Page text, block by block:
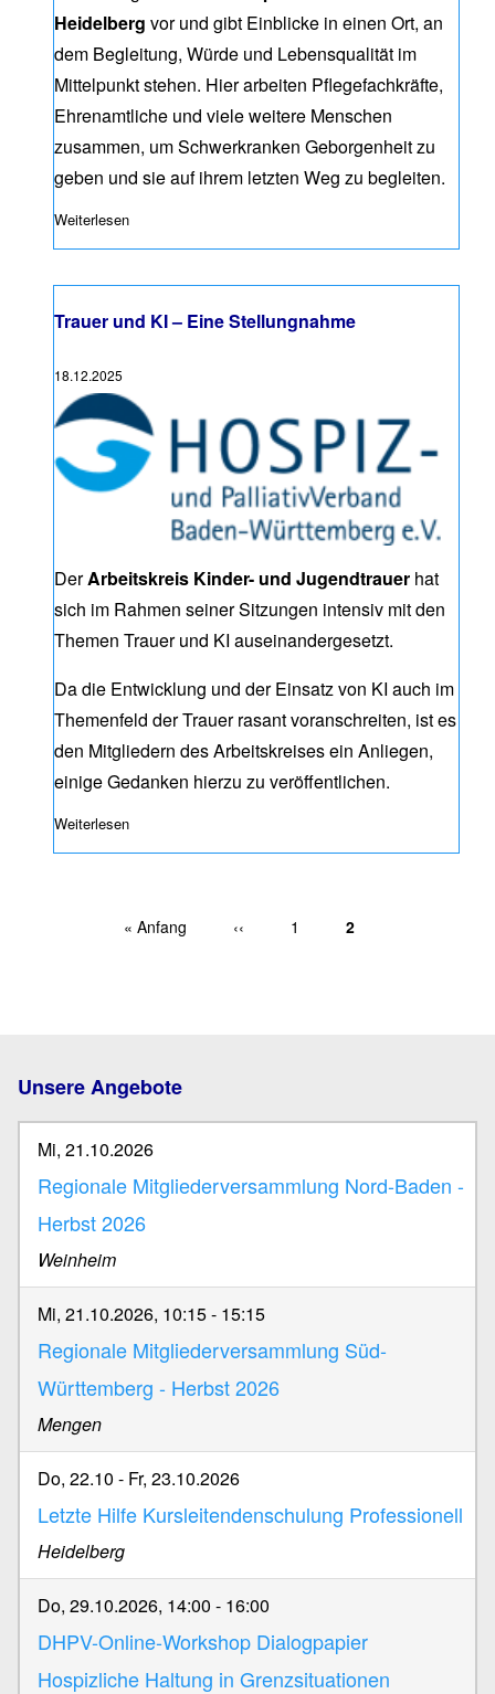
Heidelberg vor und gibt Einblicke in einen Ort, an
dem Begleitung, Würde und Lebensqualität im
Mittelpunkt stehen. Hier arbeiten Pflegefachkräfte,
Ehrenamtliche und viele weitere Menschen
zusammen, um Schwerkranken Geborgenheit zu
geben und sie auf ihrem letzten Weg zu begleiten.
Weiterlesen
Trauer und KI – Eine Stellungnahme
18.12.2025
DerArbeitskreis Kinder- und Jugendtrauer hat
sich im Rahmen seiner Sitzungen intensiv mit den
Themen Trauer und KI auseinandergesetzt.
Da die Entwicklung und der Einsatz von KI auch im
Themenfeld der Trauer rasant voranschreiten, ist es
den Mitgliedern des Arbeitskreises ein Anliegen,
einige Gedanken hierzu zu veröffentlichen.
Weiterlesen
Erste Seite
« Anfang Vorherige Seite
‹‹ Page
1 Aktuelle Seite
2
Unsere Angebote
Mi, 21.10.2026
Regionale Mitgliederversammlung Nord-Baden -
Herbst 2026
Weinheim
Mi, 21.10.2026, 10:15- 15:15
Regionale Mitgliederversammlung Süd-
Württemberg - Herbst 2026
Mengen
Do, 22.10 - Fr, 23.10.2026
Letzte Hilfe Kursleitendenschulung Professionell
Heidelberg
Do, 29.10.2026, 14:00 - 16:00
DHPV-Online-Workshop Dialogpapier
Hospizliche Haltung in Grenzsituationen